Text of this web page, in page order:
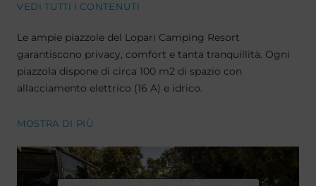
VEDI TUTTI I CONTENUTI
Le ampie piazzole del Lopari Camping Resort
garantiscono privacy, comfort e tanta tranquillità. Ogni
piazzola dispone di circa 100 m2 di spazio con
allacciamento elettrico (16 A) e idrico.
MOSTRA DI PIÙ